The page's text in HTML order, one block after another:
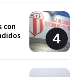
con